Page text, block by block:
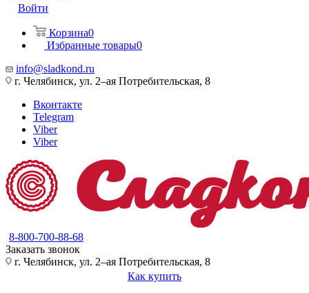
Войти
Корзина0
Избранные товары0
info@sladkond.ru
г. Челябинск, ул. 2–ая Потребительская, 8
Вконтакте
Telegram
Viber
Viber
8-800-700-88-68
Заказать звонок
г. Челябинск, ул. 2–ая Потребительская, 8
Как купить